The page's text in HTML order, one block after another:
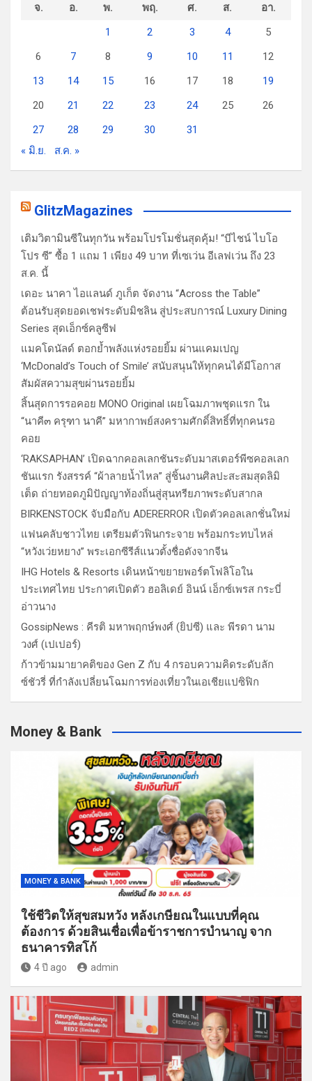
จ. อ. พ. พฤ. ศ. ส.
อา.
1
2 3 4
5
6
7 8 9 10 11
12
13
14 15 16 17 18
19
20
21 22 23 24 25
26
27
28 29 30
31
« มิ.ย.
ส.ค. »
GlitzMagazines
เติมวิตามินซีในทุกวัน พร้อมโปรโมชั่นสุดคุ้ม! “บีไชน์ ไบโอ
โปร ซี” ซื้อ 1 แถม 1 เพียง 49 บาท ที่เซเว่น อีเลฟเว่น ถึง 23
ส.ค. นี้
เดอะ นาคา ไอแลนด์ ภูเก็ต จัดงาน “Across the Table”
ต้อนรับสุดยอดเชฟระดับมิชลิน สู่ประสบการณ์ Luxury Dining
Series สุดเอ็กซ์คลูซีฟ
แมคโดนัลด์ ตอกย้ำพลังแห่งรอยยิ้ม ผ่านแคมเปญ
‘McDonald’s Touch of Smile’ สนับสนุนให้ทุกคนได้มีโอกาส
สัมผัสความสุขผ่านรอยยิ้ม
สิ้นสุดการรอคอย MONO Original เผยโฉมภาพชุดแรก ใน
“นาคี๓ ครุฑา นาคี” มหากาพย์สงครามศักดิ์สิทธิ์ที่ทุกคนรอ
คอย
‘RAKSAPHAN’ เปิดฉากคอลเลกชันระดับมาสเตอร์พีซคอลเลก
ชันแรก รังสรรค์ “ผ้าลายน้ำไหล” สู่ชิ้นงานศิลปะสะสมสุดลิมิ
เต็ด ถ่ายทอดภูมิปัญญาท้องถิ่นสู่สุนทรียภาพระดับสากล
BIRKENSTOCK จับมือกับ ADERERROR เปิดตัวคอลเลกชั่นใหม่
แฟนคลับชาวไทย เตรียมตัวฟินกระจาย พร้อมกระทบไหล่
“หวังเว่ยหยาง” พระเอกซีรีส์แนวตั้งชื่อดังจากจีน
IHG Hotels & Resorts เดินหน้าขยายพอร์ตโฟลิโอใน
ประเทศไทย ประกาศเปิดตัว ฮอลิเดย์ อินน์ เอ็กซ์เพรส กระบี่
อ่าวนาง
GossipNews : คีรติ มหาพฤกษ์พงศ์ (ยิปซี) และ พีรดา นาม
วงศ์ (เปเปอร์)
ก้าวข้ามมายาคติของ Gen Z กับ 4 กรอบความคิดระดับลัก
ซ์ชัวรี่ ที่กำลังเปลี่ยนโฉมการท่องเที่ยวในเอเชียแปซิฟิก
Money & Bank
MONEY & BANK
ใช้ชีวิตให้สุขสมหวัง หลังเกษียณในแบบที่คุณ
ต้องการ ด้วยสินเชื่อเพื่อข้าราชการบำนาญ จาก
ธนาคารทิสโก้
4 ปี ago admin